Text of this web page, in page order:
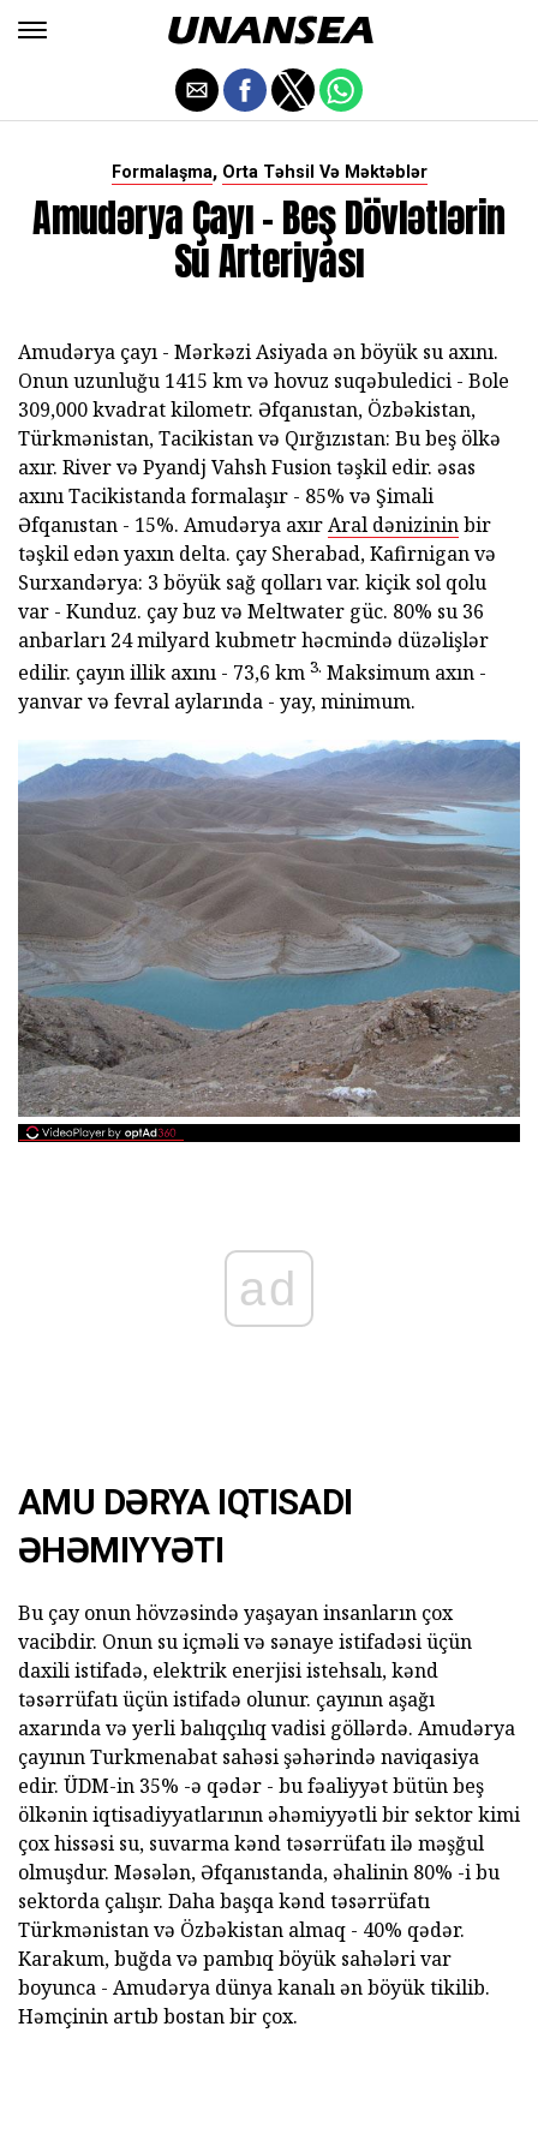
Formalaşma, Orta Təhsil Və Məktəblər
Amudərya Çayı - Beş Dövlətlərin
Su Arteriyası
Amudərya çayı - Mərkəzi Asiyada ən böyük su axını.
Onun uzunluğu 1415 km və hovuz suqəbuledici - Bole
309,000 kvadrat kilometr. Əfqanıstan, Özbəkistan,
Türkmənistan, Tacikistan və Qırğızıstan: Bu beş ölkə
axır. River və Pyandj Vahsh Fusion təşkil edir. əsas
axını Tacikistanda formalaşır - 85% və Şimali
Əfqanıstan - 15%. Amudərya axırAral dənizininbir
təşkil edən yaxın delta. çay Sherabad, Kafirnigan və
Surxandərya: 3 böyük sağ qolları var. kiçik sol qolu
var - Kunduz. çay buz və Meltwater güc. 80% su 36
anbarları 24 milyard kubmetr həcmində düzəlişlər
edilir. çayın illik axını - 73,6 km 3. Maksimum axın -
yanvar və fevral aylarında - yay, minimum.
ad
AMU DƏRYA IQTISADI
ƏHƏMIYYƏTI
Bu çay onun hövzəsində yaşayan insanların çox
vacibdir. Onun su içməli və sənaye istifadəsi üçün
daxili istifadə, elektrik enerjisi istehsalı, kənd
təsərrüfatı üçün istifadə olunur. çayının aşağı
axarında və yerli balıqçılıq vadisi göllərdə. Amudərya
çayının Turkmenabat sahəsi şəhərində naviqasiya
edir. ÜDM-in 35% -ə qədər - bu fəaliyyət bütün beş
ölkənin iqtisadiyyatlarının əhəmiyyətli bir sektor kimi
çox hissəsi su, suvarma kənd təsərrüfatı ilə məşğul
olmuşdur. Məsələn, Əfqanıstanda, əhalinin 80% -i bu
sektorda çalışır. Daha başqa kənd təsərrüfatı
Türkmənistan və Özbəkistan almaq - 40% qədər.
Karakum, buğda və pambıq böyük sahələri var
boyunca - Amudərya dünya kanalı ən böyük tikilib.
Həmçinin artıb bostan bir çox.